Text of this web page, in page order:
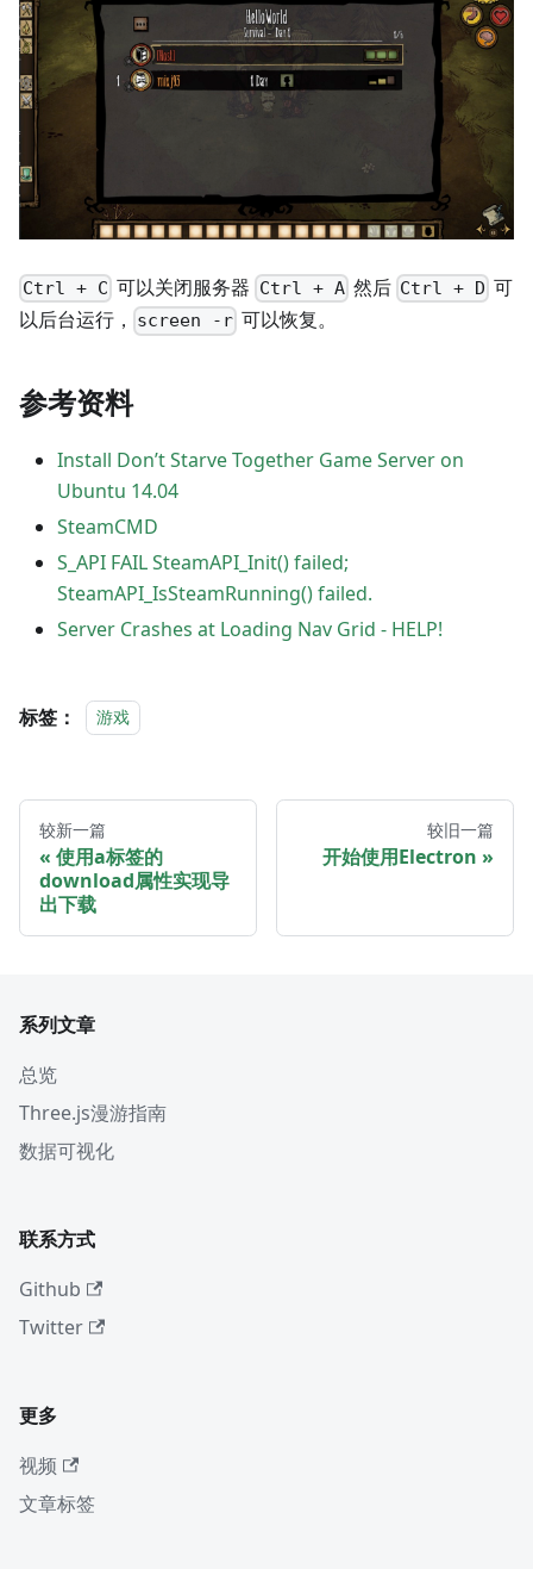
Ctrl + C 可以关闭服务器 Ctrl + A然后 Ctrl + D 可
以后台运行，
screen -r 可以恢复。
参考资料
Install Don’t Starve Together Game Server on
Ubuntu 14.04
SteamCMD
S_API FAIL SteamAPI_Init() failed;
SteamAPI_IsSteamRunning() failed.
Server Crashes at Loading Nav Grid - HELP!
标签： 游戏
较新一篇
使用a标签的
download属性实现导
出下载
较旧一篇
开始使用Electron
系列文章
总览
Three.js漫游指南
数据可视化
联系方式
Github
Twitter
更多
视频
文章标签